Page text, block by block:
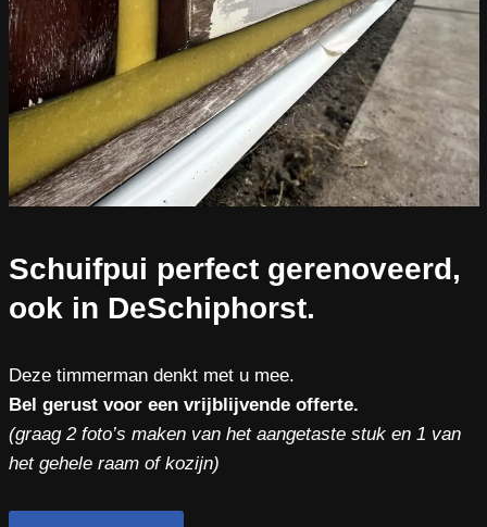
Schuifpui perfect gerenoveerd,
ook in DeSchiphorst.
Deze timmerman denkt met u mee.
Bel gerust voor een vrijblijvende offerte.
(graag 2 foto’s maken van het aangetaste stuk en 1 van
het gehele raam of kozijn)